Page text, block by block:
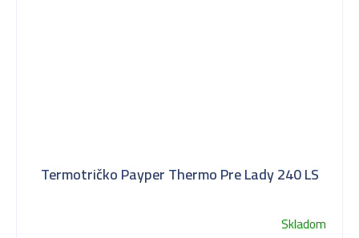
Termotričko Payper Thermo Pre Lady 240 LS
Skladom